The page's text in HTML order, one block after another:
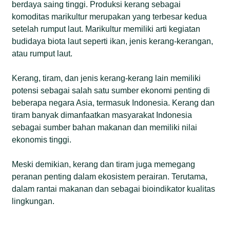
berdaya saing tinggi. Produksi kerang sebagai
komoditas marikultur merupakan yang terbesar kedua
setelah rumput laut. Marikultur memiliki arti kegiatan
budidaya biota laut seperti ikan, jenis kerang-kerangan,
atau rumput laut.
Kerang, tiram, dan jenis kerang-kerang lain memiliki
potensi sebagai salah satu sumber ekonomi penting di
beberapa negara Asia, termasuk Indonesia. Kerang dan
tiram banyak dimanfaatkan masyarakat Indonesia
sebagai sumber bahan makanan dan memiliki nilai
ekonomis tinggi.
Meski demikian, kerang dan tiram juga memegang
peranan penting dalam ekosistem perairan. Terutama,
dalam rantai makanan dan sebagai bioindikator kualitas
lingkungan.